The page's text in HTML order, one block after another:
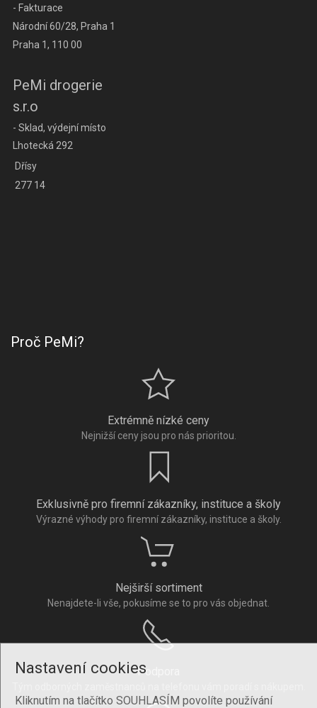
Nastavení cookies
Kliknutím na tlačítko SOUHLASÍM povolíte používání
- Fakturace
Národní 60/28, Praha 1
Praha 1, 110 00
PeMi drogerie
s.r.o
- Sklad, výdejní místo
Lhotecká 292
Dřísy
277 14
Proč PeMi?
Extrémně nízké ceny
Nejnižší ceny jsou pro nás prioritou.
Exklusivně pro firemní zákazníky, instituce a školy
Výrazné výhody pro firemní zákazníky, instituce a školy.
Nejširší sortiment
Nenajdete-li vše, pokusíme se to pro vás objednat.
Podpora